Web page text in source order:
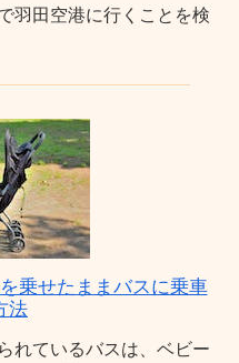
羽田空港に行くことを検
乗せたままバスに乗車
法
れているバスは、ベビー